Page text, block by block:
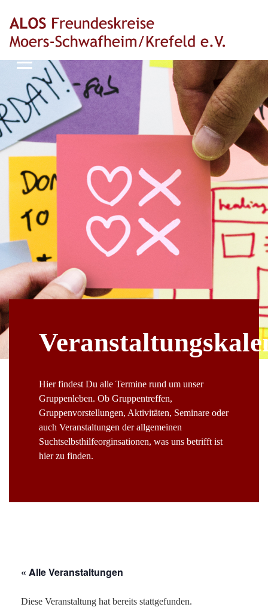
Hier findest Du alle Termine rund um unser
Gruppenleben. Ob Gruppentreffen,
Gruppenvorstellungen, Aktivitäten, Seminare oder
auch Veranstaltungen der allgemeinen
Suchtselbsthilfeorginsationen, was uns betrifft ist
hier zu finden.
« Alle Veranstaltungen
Diese Veranstaltung hat bereits stattgefunden.